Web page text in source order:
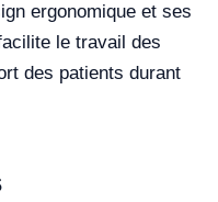
ergonomique et ses
le travail des
des patients durant